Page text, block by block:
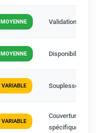
MOYENNE Validation,
MOYENNE Disponibilité,
VARIABLE Souplesse sur
VARIABLE
Couverture
spécifiques